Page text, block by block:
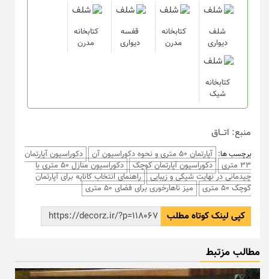
شلف
دیواری
کتابخانه
مدرن
قفسه
دیواری
کتابخانه
مدرن
کتابخانه
شیک
منبع: اتـــاق
برچسب ها: آپارتمان 50 متری و نحوه دکوراسیون آن
دکوراسیون آپارتمان
33 متری
دکوراسیون آپارتمان کوچک
دکوراسیون منازل 50 متری با
چیدمانی در نهایت شیکی و زیبایی
راهنمای انتخاب کاناپه برای آپارتمان
کوچک 50 متری
میز ناهارخوری برای فضای 50 متری
کپی لینک کوتاه مطلب
مطالب مزتبط